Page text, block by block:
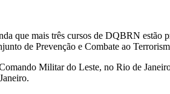
que mais três cursos de DQBRN estão
de Prevenção e Combate ao
Militar do Leste, no Rio de